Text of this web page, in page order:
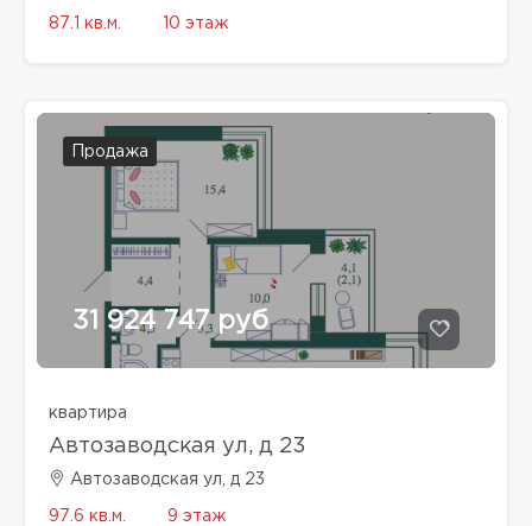
87.1 кв.м. 10 этаж
Продажа
31 924 747 руб
квартира
Автозаводская ул, д 23
Автозаводская ул, д 23
97.6 кв.м. 9 этаж